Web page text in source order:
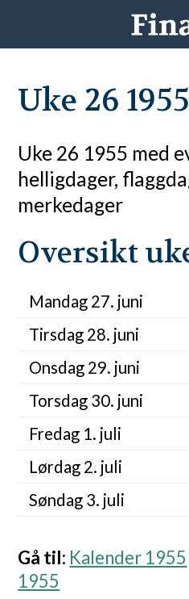
Uke 26 1955
Uke 26 1955 med
helligdager,
merkedager
Oversikt
Mandag 27. juni
Tirsdag 28. juni
Onsdag 29. juni
Torsdag 30. juni
Fredag 1. juli
Lørdag 2. juli
Søndag 3. juli
Gå til: Kalender 1955
1955